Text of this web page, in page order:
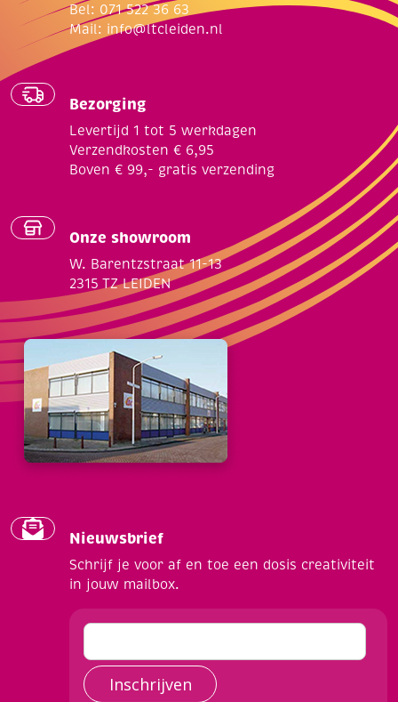
Bel: 071 522 36 63
Mail: info@ltcleiden.nl
Bezorging
Levertijd 1 tot 5 werkdagen
Verzendkosten € 6,95
Boven € 99,- gratis verzending
Onze showroom
W. Barentzstraat 11-13
2315 TZ LEIDEN
Nieuwsbrief
Schrijf je voor af en toe een dosis creativiteit
in jouw mailbox.
Inschrijven